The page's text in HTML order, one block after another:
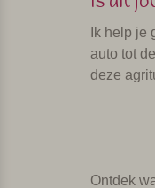
Ik help
auto tot
deze
Ontdek